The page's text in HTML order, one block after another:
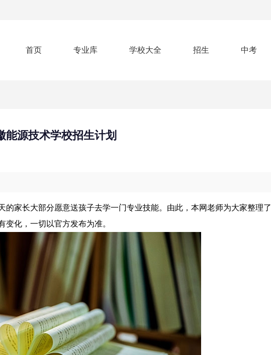
首页 专业库 学校大全 招生 中考
能源技术学校招生计划
的家长大部分愿意送孩子去学一门专业技能。由此，本网老师为大家整理了
化，一切以官方发布为准。